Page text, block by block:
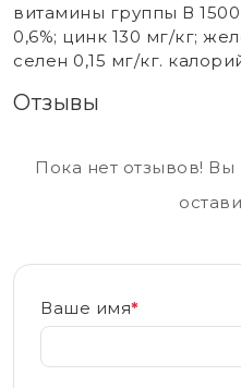
витамины группы В
0,6%; цинк 130 мг/кг;
селен 0,15 мг/кг.
Отзывы
Пока нет отзывов!
Ваше имя*